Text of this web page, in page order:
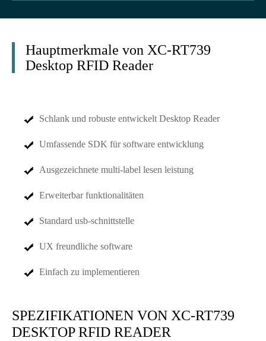
Hauptmerkmale von XC-RT739
Desktop RFID Reader
Schlank und robuste entwickelt Desktop Reader
Umfassende SDK für software entwicklung
Ausgezeichnete multi-label lesen leistung
Erweiterbar funktionalitäten
Standard usb-schnittstelle
UX freundliche software
Einfach zu implementieren
SPEZIFIKATIONEN VON XC-RT739
DESKTOP RFID READER